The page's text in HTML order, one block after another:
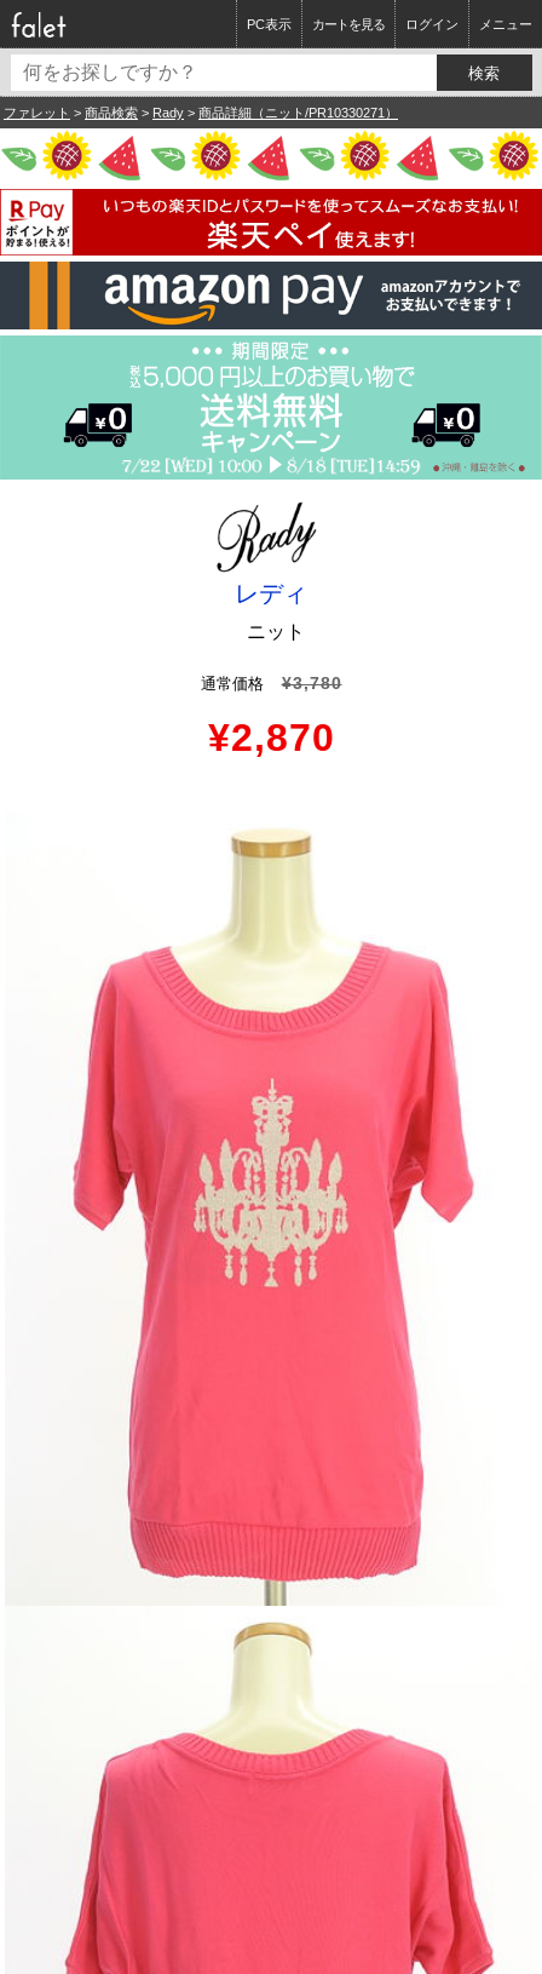
ログイン メニュー
カートを見る
PC表示
ファレット > 商品検索 > Rady > 商品詳細（ニット/PR10330271）
レディ
ニット
通常価格 ¥3,780
¥2,870